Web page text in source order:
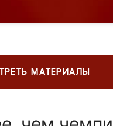
МАТЕРИАЛЫ